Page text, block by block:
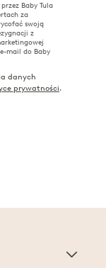
Baby Tula
za
swoją
z
mail do Baby
danych
prywatności.